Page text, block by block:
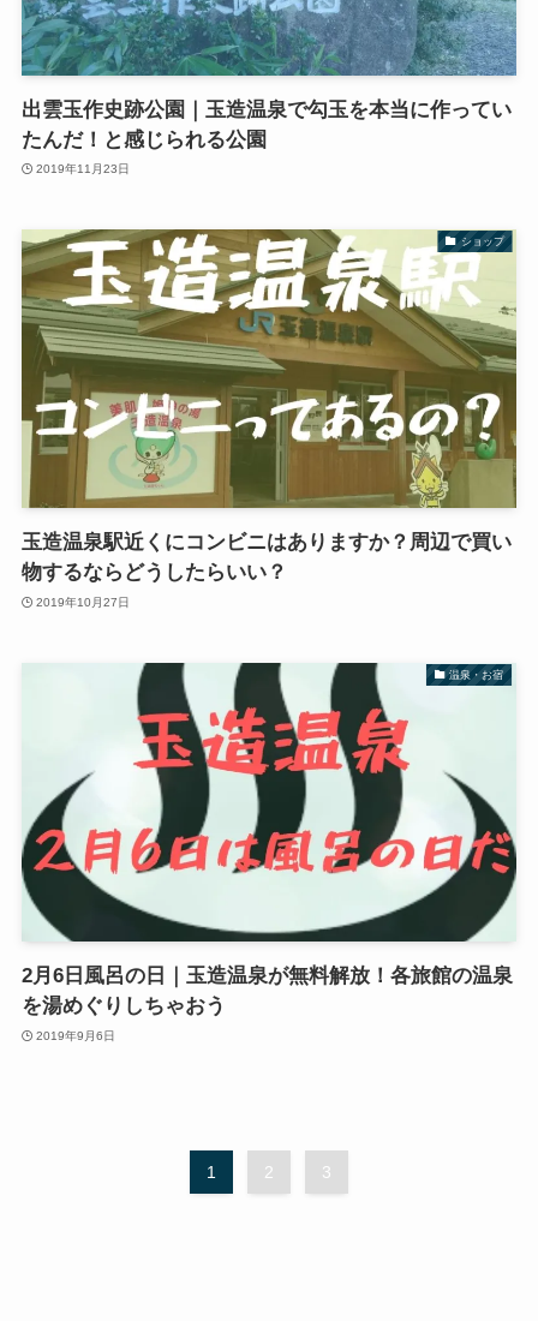
出雲玉作史跡公園｜玉造温泉で勾玉を本当に作ってい
たんだ！と感じられる公園
2019年11月23日
ショップ
玉造温泉駅近くにコンビニはありますか？周辺で買い
物するならどうしたらいい？
2019年10月27日
温泉・お宿
2月6日風呂の日｜玉造温泉が無料解放！各旅館の温泉
を湯めぐりしちゃおう
2019年9月6日
1 2 3